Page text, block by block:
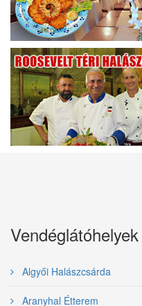
Vendéglátóhelyek
Algyői Halászcsárda
Aranyhal Étterem